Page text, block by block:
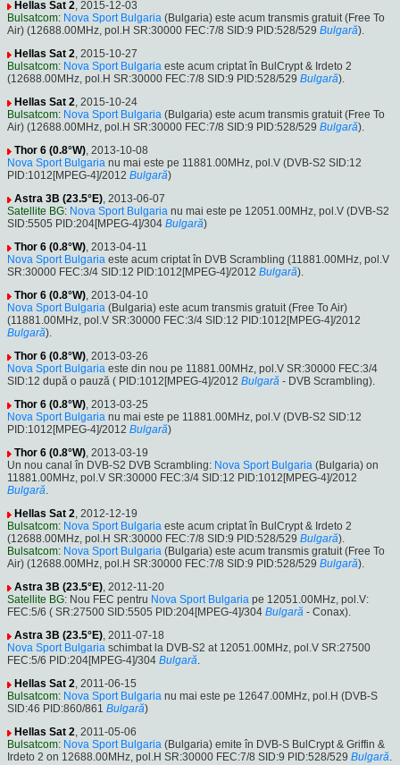
Hellas Sat 2, 2015-12-03
Bulsatcom: Nova Sport Bulgaria (Bulgaria) este acum transmis gratuit (Free To
Air) (12688.00MHz, pol.H SR:30000 FEC:7/8 SID:9 PID:528/529 Bulgară).
Hellas Sat 2, 2015-10-27
Bulsatcom: Nova Sport Bulgaria este acum criptat în BulCrypt & Irdeto 2
(12688.00MHz, pol.H SR:30000 FEC:7/8 SID:9 PID:528/529 Bulgară).
Hellas Sat 2, 2015-10-24
Bulsatcom: Nova Sport Bulgaria (Bulgaria) este acum transmis gratuit (Free To
Air) (12688.00MHz, pol.H SR:30000 FEC:7/8 SID:9 PID:528/529 Bulgară).
Thor 6 (0.8°W), 2013-10-08
Nova Sport Bulgaria nu mai este pe 11881.00MHz, pol.V (DVB-S2 SID:12
PID:1012[MPEG-4]/2012 Bulgară)
Astra 3B (23.5°E), 2013-06-07
Satellite BG: Nova Sport Bulgaria nu mai este pe 12051.00MHz, pol.V (DVB-S2
SID:5505 PID:204[MPEG-4]/304 Bulgară)
Thor 6 (0.8°W), 2013-04-11
Nova Sport Bulgaria este acum criptat în DVB Scrambling (11881.00MHz, pol.V
SR:30000 FEC:3/4 SID:12 PID:1012[MPEG-4]/2012 Bulgară).
Thor 6 (0.8°W), 2013-04-10
Nova Sport Bulgaria (Bulgaria) este acum transmis gratuit (Free To Air)
(11881.00MHz, pol.V SR:30000 FEC:3/4 SID:12 PID:1012[MPEG-4]/2012
Bulgară).
Thor 6 (0.8°W), 2013-03-26
Nova Sport Bulgaria este din nou pe 11881.00MHz, pol.V SR:30000 FEC:3/4
SID:12 după o pauză ( PID:1012[MPEG-4]/2012 Bulgară - DVB Scrambling).
Thor 6 (0.8°W), 2013-03-25
Nova Sport Bulgaria nu mai este pe 11881.00MHz, pol.V (DVB-S2 SID:12
PID:1012[MPEG-4]/2012 Bulgară)
Thor 6 (0.8°W), 2013-03-19
Un nou canal în DVB-S2 DVB Scrambling: Nova Sport Bulgaria (Bulgaria) on
11881.00MHz, pol.V SR:30000 FEC:3/4 SID:12 PID:1012[MPEG-4]/2012
Bulgară.
Hellas Sat 2, 2012-12-19
Bulsatcom: Nova Sport Bulgaria este acum criptat în BulCrypt & Irdeto 2
(12688.00MHz, pol.H SR:30000 FEC:7/8 SID:9 PID:528/529 Bulgară).
Bulsatcom: Nova Sport Bulgaria (Bulgaria) este acum transmis gratuit (Free To
Air) (12688.00MHz, pol.H SR:30000 FEC:7/8 SID:9 PID:528/529 Bulgară).
Astra 3B (23.5°E), 2012-11-20
Satellite BG: Nou FEC pentru Nova Sport Bulgaria pe 12051.00MHz, pol.V:
FEC:5/6 ( SR:27500 SID:5505 PID:204[MPEG-4]/304 Bulgară - Conax).
Astra 3B (23.5°E), 2011-07-18
Nova Sport Bulgaria schimbat la DVB-S2 at 12051.00MHz, pol.V SR:27500
FEC:5/6 PID:204[MPEG-4]/304 Bulgară.
Hellas Sat 2, 2011-06-15
Bulsatcom: Nova Sport Bulgaria nu mai este pe 12647.00MHz, pol.H (DVB-S
SID:46 PID:860/861 Bulgară)
Hellas Sat 2, 2011-05-06
Bulsatcom: Nova Sport Bulgaria (Bulgaria) emite în DVB-S BulCrypt & Griffin &
Irdeto 2 on 12688.00MHz, pol.H SR:30000 FEC:7/8 SID:9 PID:528/529 Bulgară.